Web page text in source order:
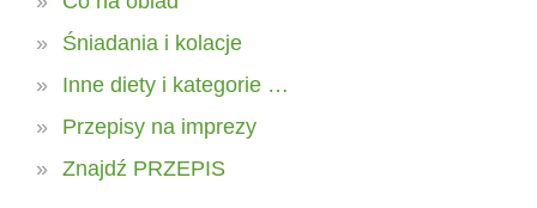
Śniadania i kolacje
Inne diety i kategorie …
Przepisy na imprezy
Znajdź PRZEPIS